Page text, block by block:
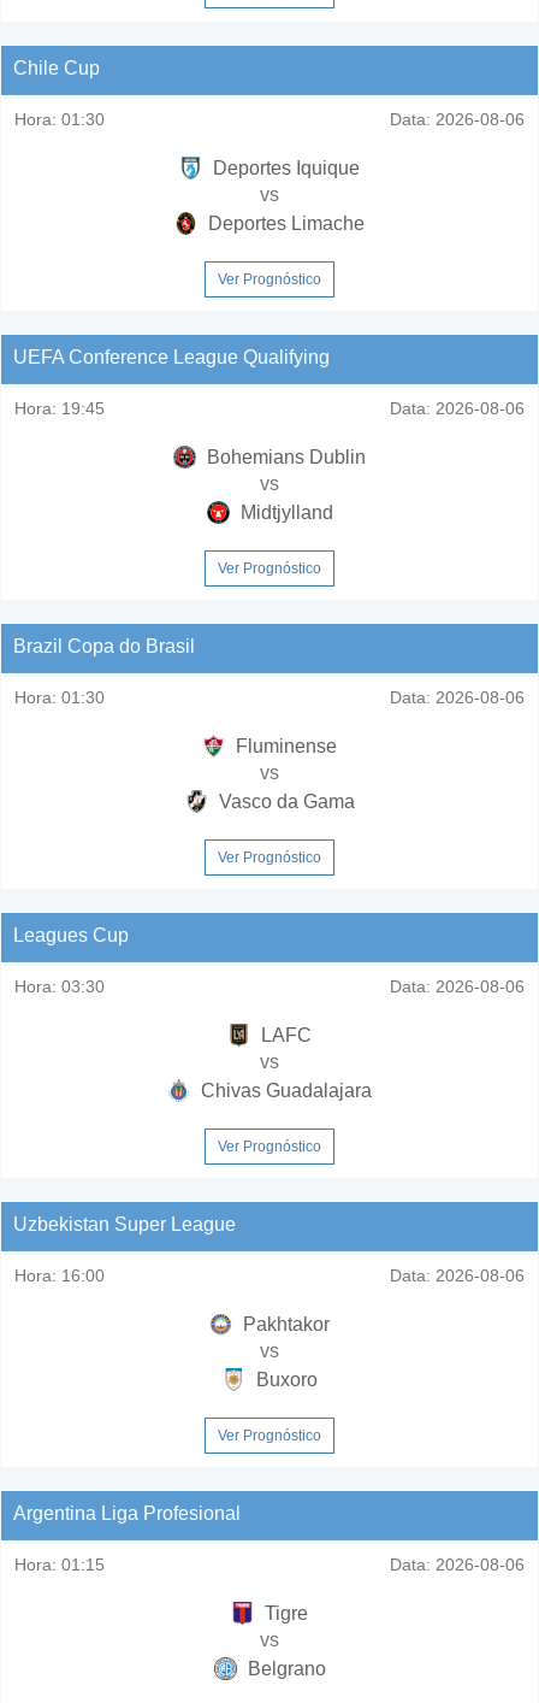
Chile Cup
Hora: 01:30 Data: 2026-08-06
Deportes Iquique
vs
Deportes Limache
Ver Prognóstico
UEFA Conference League Qualifying
Hora: 19:45 Data: 2026-08-06
Bohemians Dublin
vs
Midtjylland
Ver Prognóstico
Brazil Copa do Brasil
Hora: 01:30 Data: 2026-08-06
Fluminense
vs
Vasco da Gama
Ver Prognóstico
Leagues Cup
Hora: 03:30 Data: 2026-08-06
LAFC
vs
Chivas Guadalajara
Ver Prognóstico
Uzbekistan Super League
Hora: 16:00 Data: 2026-08-06
Pakhtakor
vs
Buxoro
Ver Prognóstico
Argentina Liga Profesional
Hora: 01:15 Data: 2026-08-06
Tigre
vs
Belgrano